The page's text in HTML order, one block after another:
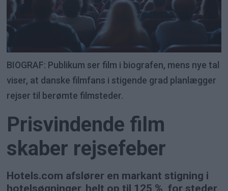
BIOGRAF: Publikum ser film i biografen, mens nye tal
viser, at danske filmfans i stigende grad planlægger
rejser til berømte filmsteder.
Prisvindende film
skaber rejsefeber
Hotels.com afslører en markant stigning i
hotelsøgninger, helt op til 125 %, for steder,